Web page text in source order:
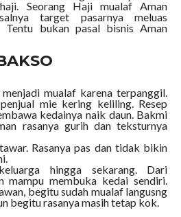
Seorang Haji mualaf Aman
target pasarnya meluas
Tentu bukan pasal bisnis Aman
mualaf karena terpanggil.
mie kering keliling. Resep
kedainya naik daun. Bakmi
rasanya gurih dan teksturnya
Rasanya pas dan tidak bikin
hingga sekarang. Dari
mampu membuka kedai sendiri.
begitu sudah mualaf langusng
begitu rasanya masih tetap kok.